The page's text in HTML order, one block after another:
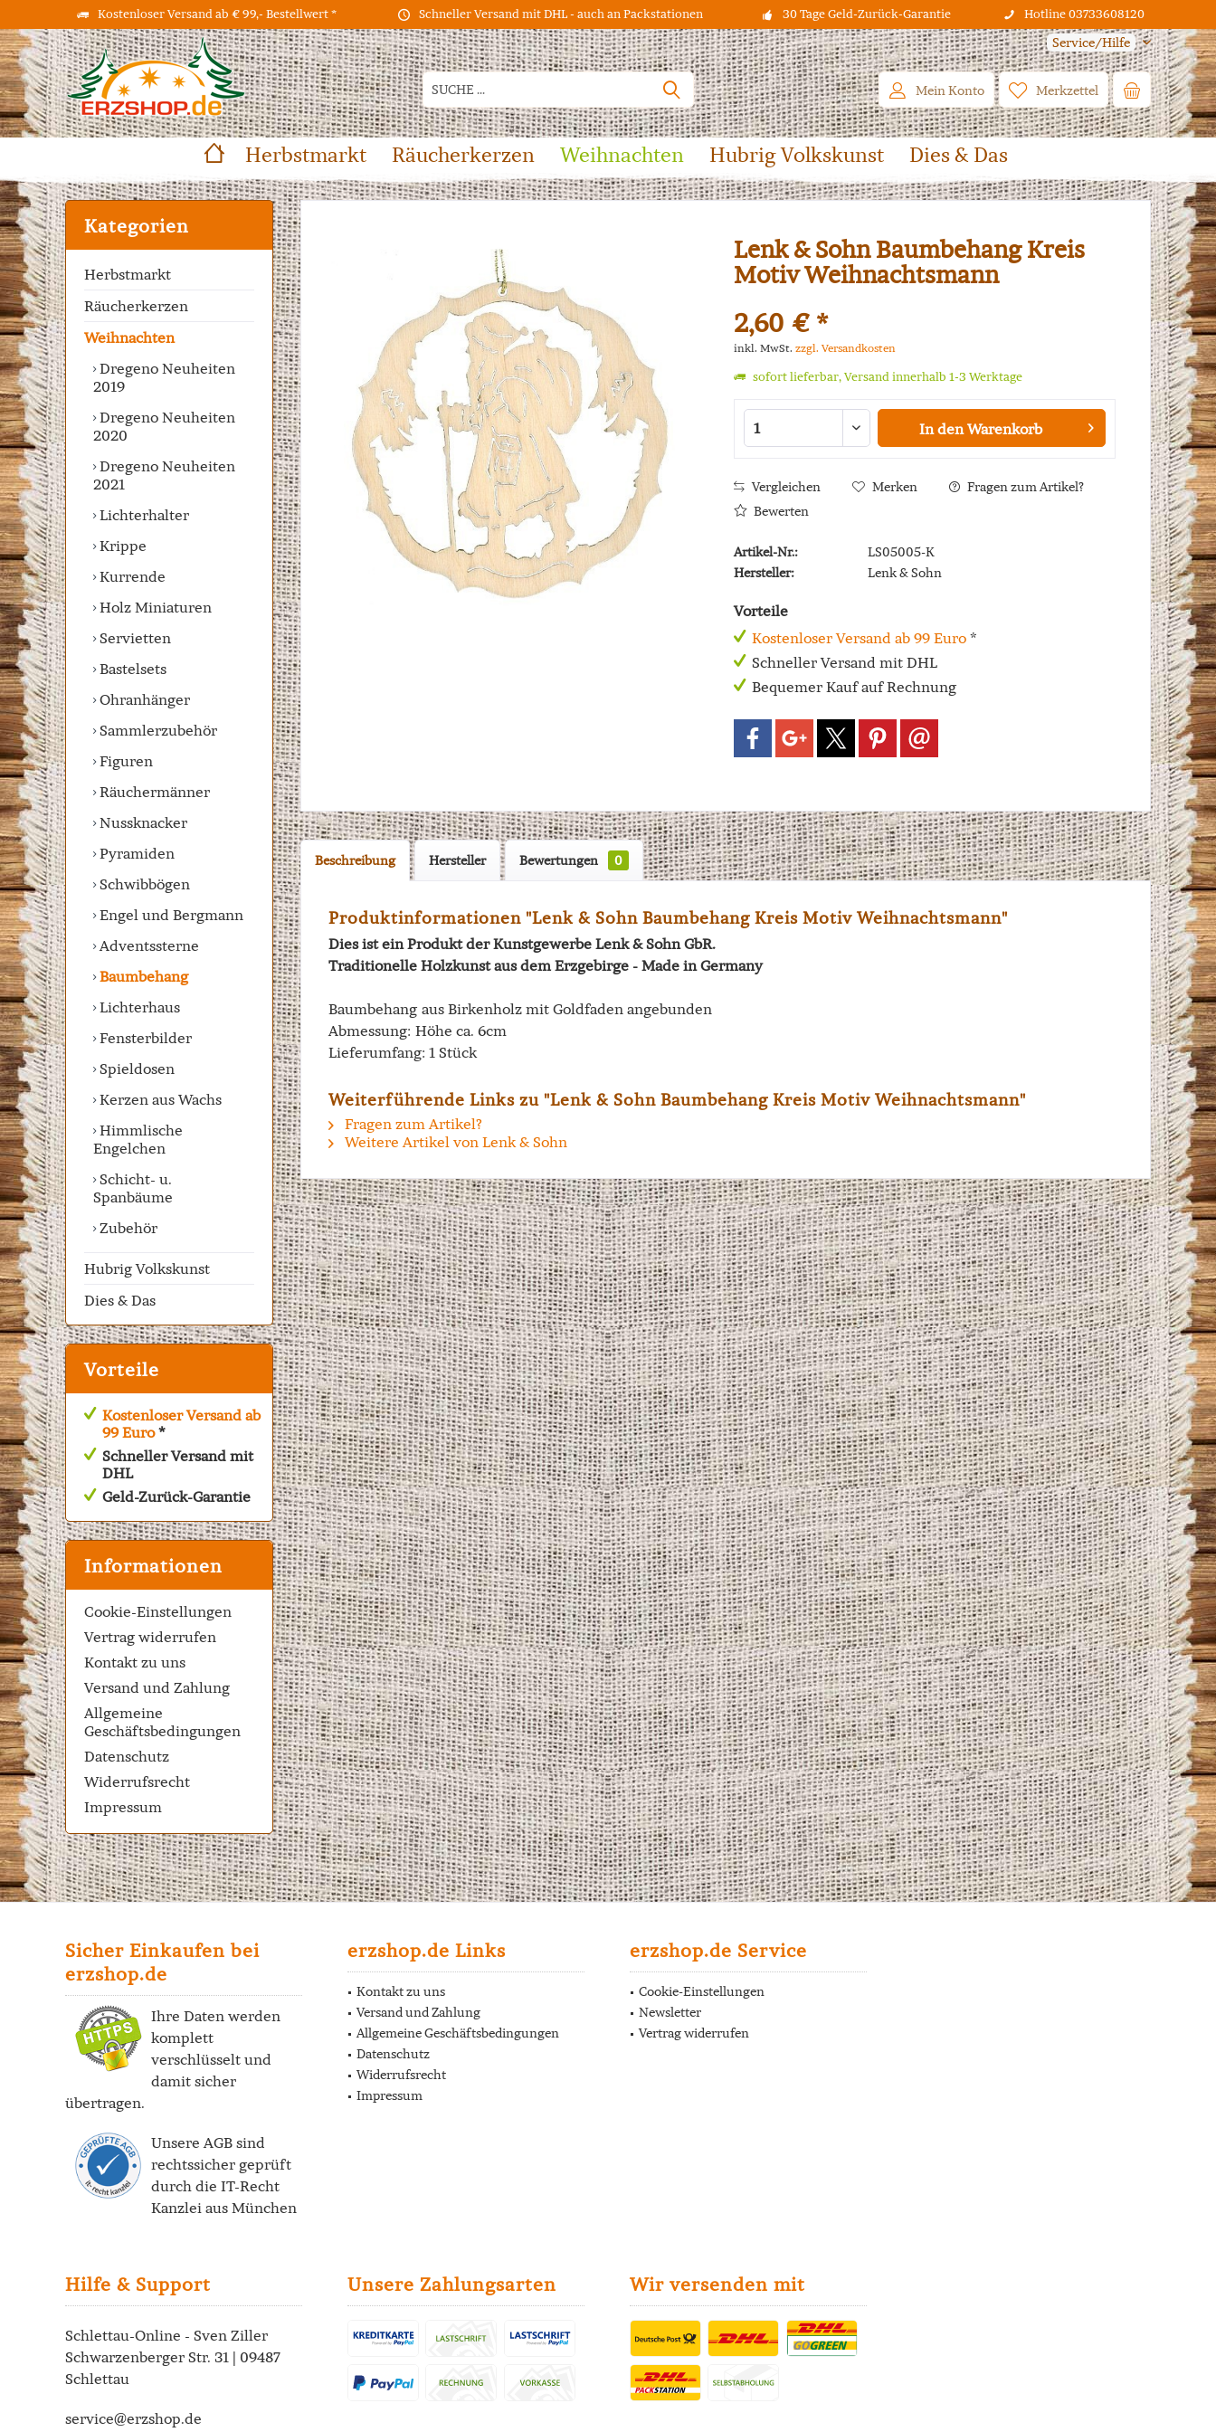
Kostenloser Versand ab € 99,- Bestellwert * Schneller Versand mit DHL - auch an Packstationen 30 Tage Geld-Zurück-Garantie Hotline 03733608120
Service/Hilfe
Merkzettel
Mein Konto
Herbstmarkt Räucherkerzen Weihnachten Hubrig Volkskunst Dies & Das
Kategorien
Herbstmarkt
Räucherkerzen
Weihnachten
Dregeno Neuheiten
2019
Dregeno Neuheiten
2020
Dregeno Neuheiten
2021
Lichterhalter
Krippe
Kurrende
Holz Miniaturen
Servietten
Bastelsets
Ohranhänger
Sammlerzubehör
Figuren
Räuchermänner
Nussknacker
Pyramiden
Schwibbögen
Engel und Bergmann
Adventssterne
Baumbehang
Lichterhaus
Fensterbilder
Spieldosen
Kerzen aus Wachs
Himmlische
Engelchen
Schicht- u.
Spanbäume
Zubehör
Hubrig Volkskunst
Dies & Das
Vorteile
Kostenloser Versand ab
99 Euro*
Schneller Versand mit
DHL
Geld-Zurück-Garantie
Informationen
Cookie-Einstellungen
Vertrag widerrufen
Kontakt zu uns
Versand und Zahlung
Allgemeine
Geschäftsbedingungen
Datenschutz
Widerrufsrecht
Impressum
Lenk & Sohn Baumbehang Kreis
Motiv Weihnachtsmann
2,60 € *
inkl. MwSt. zzgl. Versandkosten
sofort lieferbar, Versand innerhalb 1-3 Werktage
In den Warenkorb
Vergleichen Merken
Fragen zum Artikel?
Bewerten
Artikel-Nr.:
LS05005-K
Hersteller:
Lenk & Sohn
Vorteile
Kostenloser Versand ab 99 Euro*
Schneller Versand mit DHL
Bequemer Kauf auf Rechnung
Beschreibung Hersteller Bewertungen 0
Produktinformationen "Lenk & Sohn Baumbehang Kreis Motiv Weihnachtsmann"
Dies ist ein Produkt der Kunstgewerbe Lenk & Sohn GbR.
Traditionelle Holzkunst aus dem Erzgebirge - Made in Germany
Baumbehang aus Birkenholz mit Goldfaden angebunden
Abmessung: Höhe ca. 6cm
Lieferumfang: 1 Stück
Weiterführende Links zu "Lenk & Sohn Baumbehang Kreis Motiv Weihnachtsmann"
Fragen zum Artikel?
Weitere Artikel von Lenk & Sohn
Sicher Einkaufen bei
erzshop.de
Ihre Daten werden
komplett
verschlüsselt und
damit sicher
übertragen.
Unsere AGB sind
rechtssicher geprüft
durch die IT-Recht
Kanzlei aus München
erzshop.de Links
Kontakt zu uns
Versand und Zahlung
Allgemeine Geschäftsbedingungen
Datenschutz
Widerrufsrecht
Impressum
erzshop.de Service
Cookie-Einstellungen
Newsletter
Vertrag widerrufen
Hilfe & Support
Schlettau-Online - Sven Ziller
Schwarzenberger Str. 31 | 09487
Schlettau
service@erzshop.de
Unsere Zahlungsarten Wir versenden mit